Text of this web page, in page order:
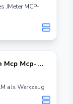
JMeter MCP-
Mcp Mcp-
als Werkzeug